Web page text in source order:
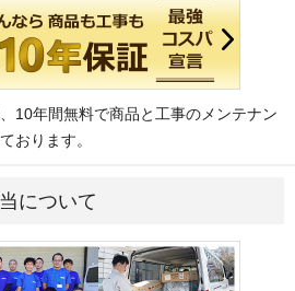
10年間無料で商品と工事のメンテナン
おります。
について